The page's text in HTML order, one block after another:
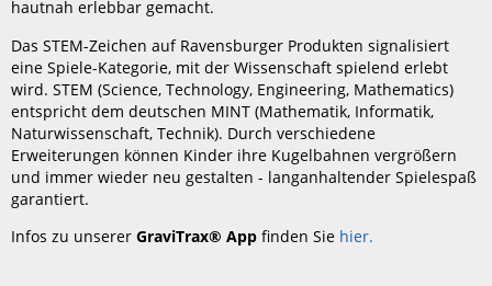
hautnah erlebbar gemacht.
Das STEM-Zeichen auf Ravensburger Produkten signalisiert
eine Spiele-Kategorie, mit der Wissenschaft spielend erlebt
wird. STEM (Science, Technology, Engineering, Mathematics)
entspricht dem deutschen MINT (Mathematik, Informatik,
Naturwissenschaft, Technik). Durch verschiedene
Erweiterungen können Kinder ihre Kugelbahnen vergrößern
und immer wieder neu gestalten - langanhaltender Spielespaß
garantiert.
Infos zu unsererGraviTrax® Appfinden Sie hier.